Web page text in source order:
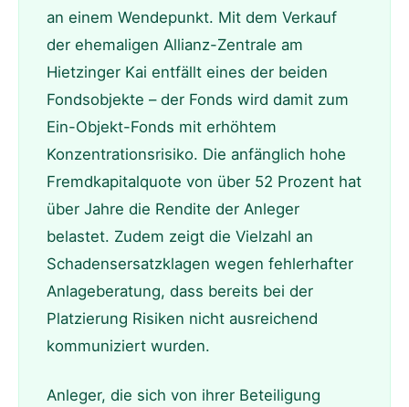
an einem Wendepunkt. Mit dem Verkauf
der ehemaligen Allianz-Zentrale am
Hietzinger Kai entfällt eines der beiden
Fondsobjekte – der Fonds wird damit zum
Ein-Objekt-Fonds mit erhöhtem
Konzentrationsrisiko. Die anfänglich hohe
Fremdkapitalquote von über 52 Prozent hat
über Jahre die Rendite der Anleger
belastet. Zudem zeigt die Vielzahl an
Schadensersatzklagen wegen fehlerhafter
Anlageberatung, dass bereits bei der
Platzierung Risiken nicht ausreichend
kommuniziert wurden.
Anleger, die sich von ihrer Beteiligung